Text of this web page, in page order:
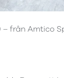
– från Amtico